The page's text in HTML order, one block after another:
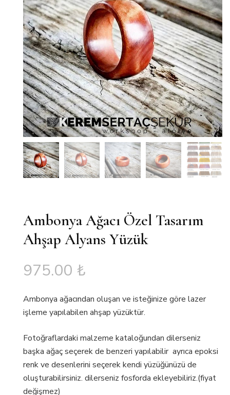
Ambonya Ağacı Özel Tasarım
Ahşap Alyans Yüzük
975.00 ₺
Ambonya ağacından oluşan ve isteğinize göre lazer
işleme yapılabilen ahşap yüzüktür.
Fotoğraflardaki malzeme kataloğundan dilerseniz
başka ağaç seçerek de benzeri yapılabilir ayrıca epoksi
renk ve desenlerini seçerek kendi yüzüğünüzü de
oluşturabilirsiniz. dilerseniz fosforda ekleyebiliriz.(fiyat
değişmez)